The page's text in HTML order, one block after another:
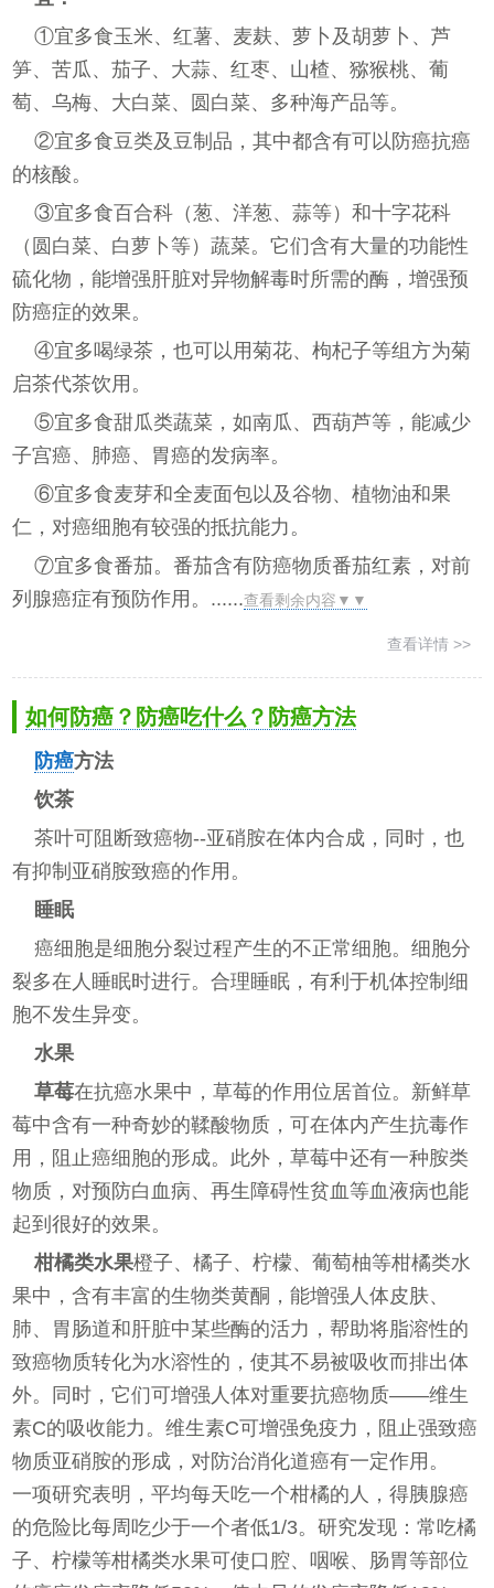
①宜多食玉米、红薯、麦麸、萝卜及胡萝卜、芦
笋、苦瓜、茄子、大蒜、红枣、山楂、猕猴桃、葡
萄、乌梅、大白菜、圆白菜、多种海产品等。
②宜多食豆类及豆制品，其中都含有可以防癌抗癌
的核酸。
③宜多食百合科（葱、洋葱、蒜等）和十字花科
（圆白菜、白萝卜等）蔬菜。它们含有大量的功能性
硫化物，能增强肝脏对异物解毒时所需的酶，增强预
防癌症的效果。
④宜多喝绿茶，也可以用菊花、枸杞子等组方为菊
启茶代茶饮用。
⑤宜多食甜瓜类蔬菜，如南瓜、西葫芦等，能减少
子宫癌、肺癌、胃癌的发病率。
⑥宜多食麦芽和全麦面包以及谷物、植物油和果
仁，对癌细胞有较强的抵抗能力。
⑦宜多食番茄。番茄含有防癌物质番茄红素，对前
列腺癌症有预防作用。......查看剩余内容▼▼
查看详情 >>
如何防癌？防癌吃什么？防癌方法
防癌方法
饮茶
茶叶可阻断致癌物--亚硝胺在体内合成，同时，也
有抑制亚硝胺致癌的作用。
睡眠
癌细胞是细胞分裂过程产生的不正常细胞。细胞分
裂多在人睡眠时进行。合理睡眠，有利于机体控制细
胞不发生异变。
水果
草莓在抗癌水果中，草莓的作用位居首位。新鲜草
莓中含有一种奇妙的鞣酸物质，可在体内产生抗毒作
用，阻止癌细胞的形成。此外，草莓中还有一种胺类
物质，对预防白血病、再生障碍性贫血等血液病也能
起到很好的效果。
柑橘类水果橙子、橘子、柠檬、葡萄柚等柑橘类水
果中，含有丰富的生物类黄酮，能增强人体皮肤、
肺、胃肠道和肝脏中某些酶的活力，帮助将脂溶性的
致癌物质转化为水溶性的，使其不易被吸收而排出体
外。同时，它们可增强人体对重要抗癌物质——维生
素C的吸收能力。维生素C可增强免疫力，阻止强致癌
物质亚硝胺的形成，对防治消化道癌有一定作用。
一项研究表明，平均每天吃一个柑橘的人，得胰腺癌
的危险比每周吃少于一个者低1/3。研究发现：常吃橘
子、柠檬等柑橘类水果可使口腔、咽喉、肠胃等部位